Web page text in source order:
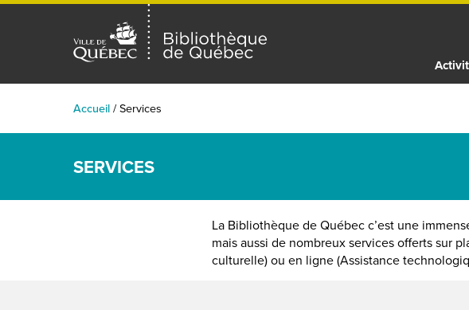
Accueil/Services
SERVICES
La Bibliothèque de Québec c’est une
mais aussi de nombreux services offerts sur
culturelle) ou en ligne (Assistance